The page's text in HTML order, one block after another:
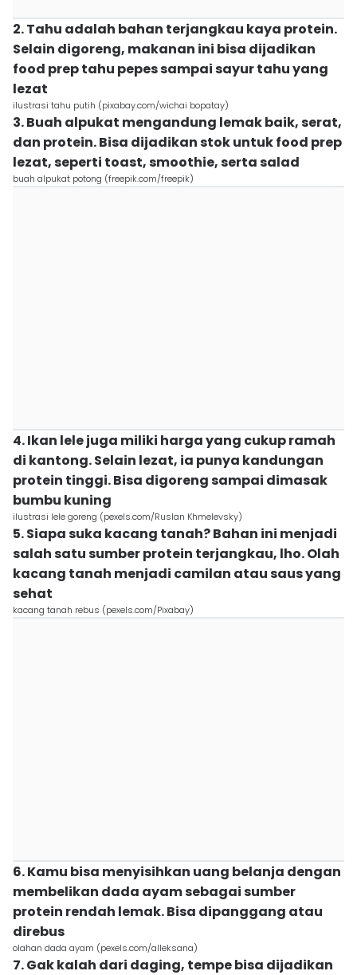
2. Tahu adalah bahan terjangkau kaya protein.
Selain digoreng, makanan ini bisa dijadikan
food prep tahu pepes sampai sayur tahu yang
lezat
ilustrasi tahu putih (pixabay.com/wichai bopatay)
3. Buah alpukat mengandung lemak baik, serat,
dan protein. Bisa dijadikan stok untuk food prep
lezat, seperti toast, smoothie, serta salad
buah alpukat potong (freepik.com/freepik)
4. Ikan lele juga miliki harga yang cukup ramah
di kantong. Selain lezat, ia punya kandungan
protein tinggi. Bisa digoreng sampai dimasak
bumbu kuning
ilustrasi lele goreng (pexels.com/Ruslan Khmelevsky)
5. Siapa suka kacang tanah? Bahan ini menjadi
salah satu sumber protein terjangkau, lho. Olah
kacang tanah menjadi camilan atau saus yang
sehat
kacang tanah rebus (pexels.com/Pixabay)
6. Kamu bisa menyisihkan uang belanja dengan
membelikan dada ayam sebagai sumber
protein rendah lemak. Bisa dipanggang atau
direbus
olahan dada ayam (pexels.com/alleksana)
7. Gak kalah dari daging, tempe bisa dijadikan